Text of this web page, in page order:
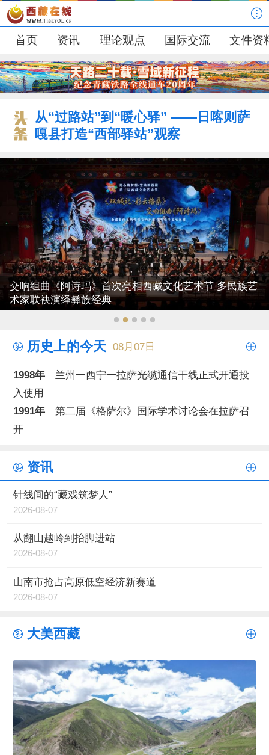
首页 资讯 理论观点 国际交流 文件资
从“过路站”到“暖心驿” ——日喀则萨
嘎县打造“西部驿站”观察
交响组曲《阿诗玛》首次亮相西藏文化艺术节 多民族艺
术家联袂演绎彝族经典
历史上的今天 08月07日
1998年 兰州一西宁一拉萨光缆通信干线正式开通投
入使用
1991年 第二届《格萨尔》国际学术讨论会在拉萨召
开
资讯
针线间的“藏戏筑梦人”
2026-08-07
从翻山越岭到抬脚进站
2026-08-07
山南市抢占高原低空经济新赛道
2026-08-07
大美西藏